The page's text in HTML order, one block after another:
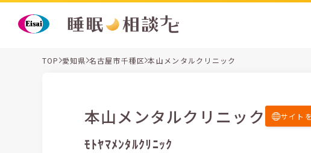
TOP 愛知県 名古屋市千種区 本山メンタルクリニック
本山メンタルクリニック サイト
ﾓﾄﾔﾏﾒﾝﾀﾙｸﾘﾆｯｸ